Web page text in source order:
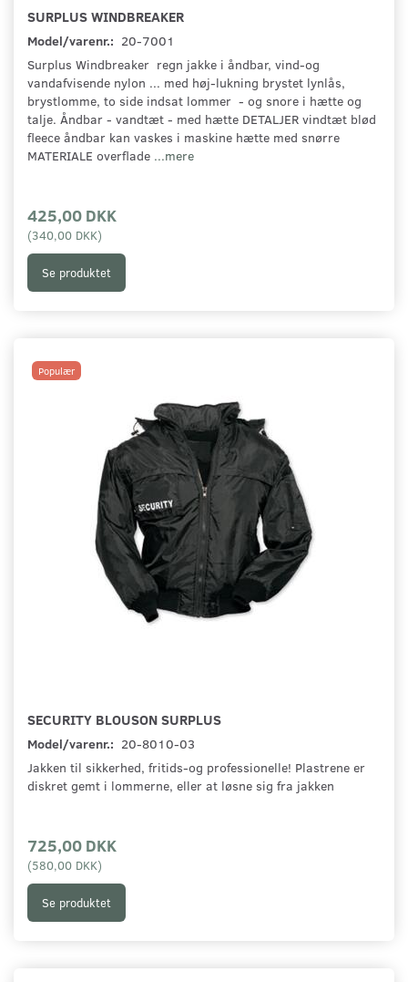
SURPLUS WINDBREAKER
Model/varenr.: 20-7001
Surplus Windbreaker regn jakke i åndbar, vind-og
vandafvisende nylon ... med høj-lukning brystet lynlås,
brystlomme, to side indsat lommer - og snore i hætte og
talje. Åndbar - vandtæt - med hætte DETALJER vindtæt blød
fleece åndbar kan vaskes i maskine hætte med snørre
MATERIALE overflade ...mere
425,00 DKK
(340,00 DKK)
Se produktet
Populær
SECURITY BLOUSON SURPLUS
Model/varenr.: 20-8010-03
Jakken til sikkerhed, fritids-og professionelle! Plastrene er
diskret gemt i lommerne, eller at løsne sig fra jakken
725,00 DKK
(580,00 DKK)
Se produktet